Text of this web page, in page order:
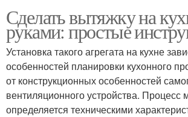
Сделать вытяжку на
руками: простые
Установка такого агрегата на кухне
особенностей планировки кухонного
от конструкционных особенностей
вентиляционного устройства. Процесс
определяется техническими